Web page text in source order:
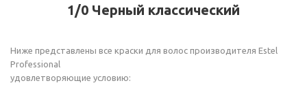
1/0 Черный классический
Ниже представлены все краски для волос производителя Estel
Professional
удовлетворяющие условию: